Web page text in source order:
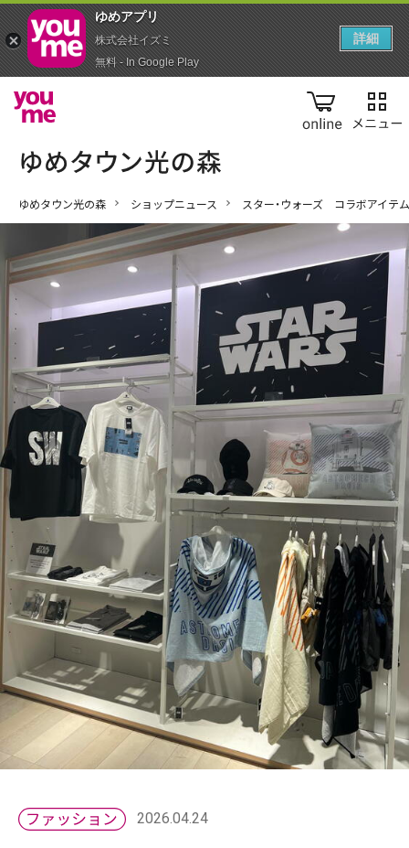
online
ゆめタウン光の森 ショップニュース スター・ウォーズ コラボアイテ
2026.04.24
ゆめアプ‪リ‬
株式会社イズミ
無料 - In Google Play
詳細